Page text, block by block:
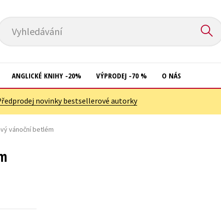
Vyhledávání
Kuchařky
ANGLICKÉ KNIHY -20% VÝPRODEJ -70 % O NÁS
novinky bestsellerové autorky
vánoční betlém